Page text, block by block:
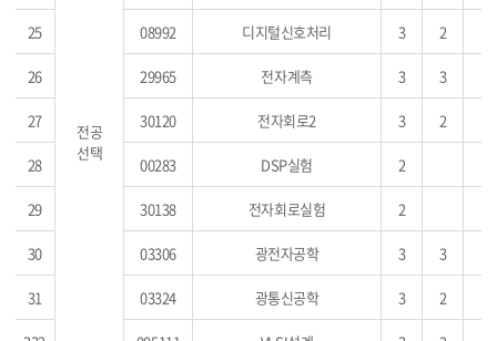
전공
선택
25 08992 디지털신호처리 3 2
26 29965 전자계측 3 3
27 30120 전자회로2 3 2
28 00283 DSP실험 2
29 30138 전자회로실험 2
30 03306 광전자공학 3 3
31 03324 광통신공학 3 2